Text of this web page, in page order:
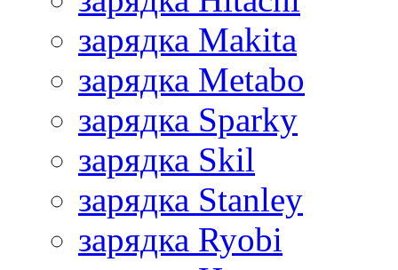
зарядка Makita
зарядка Metabo
зарядка Sparky
зарядка Skil
зарядка Stanley
зарядка Ryobi